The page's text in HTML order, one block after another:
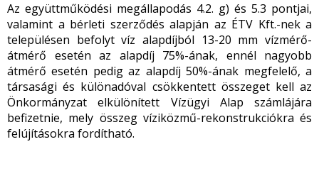
Az együttműködési megállapodás 4.2. g) és 5.3 pontjai,
valamint a bérleti szerződés alapján az ÉTV Kft.-nek a
településen befolyt víz alapdíjból 13-20 mm vízmérő-
átmérő esetén az alapdíj 75%-ának, ennél nagyobb
átmérő esetén pedig az alapdíj 50%-ának megfelelő, a
társasági és különadóval csökkentett összeget kell az
Önkormányzat elkülönített Vízügyi Alap számlájára
befizetnie, mely összeg víziközmű-rekonstrukciókra és
felújításokra fordítható.